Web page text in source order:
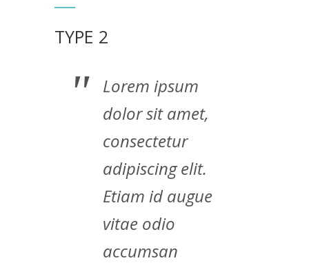
TYPE 2
Lorem ipsum
dolor sit amet,
consectetur
adipiscing elit.
Etiam id augue
vitae odio
accumsan